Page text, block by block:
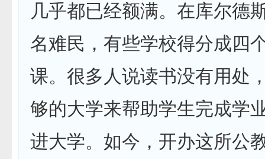
几乎都已经额满。在库尔德
名难民，有些学校得分成四
课。很多人说读书没有用处
够的大学来帮助学生完成学
进大学。如今，开办这所公